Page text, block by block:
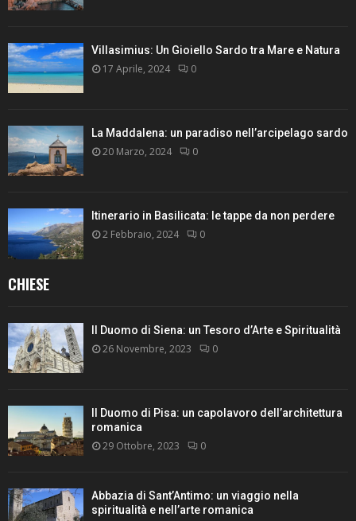
Villasimius: Un Gioiello Sardo tra Mare e Natura
17 Aprile, 2024 0
La Maddalena: un paradiso nell’arcipelago sardo
20 Marzo, 2024 0
Itinerario in Basilicata: le tappe da non perdere
2 Febbraio, 2024 0
CHIESE
Il Duomo di Siena: un Tesoro d’Arte e Spiritualità
26 Novembre, 2023 0
Il Duomo di Pisa: un capolavoro dell’architettura
romanica
29 Ottobre, 2023 0
Abbazia di Sant’Antimo: un viaggio nella
spiritualità e nell’arte romanica